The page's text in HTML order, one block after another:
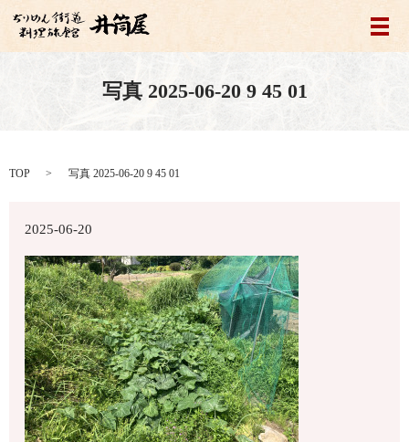
メ
写真 2025-06-20 9 45 01
TOP 写真 2025-06-20 9 45 01
2025-06-20